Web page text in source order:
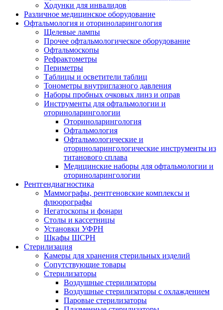
Ходунки для инвалидов
Различное медицинское оборудование
Офтальмология и оториноларингология
Щелевые лампы
Прочее офтальмологическое оборудование
Офтальмоскопы
Рефрактометры
Периметры
Таблицы и осветители таблиц
Тонометры внутриглазного давления
Наборы пробных очковых линз и оправ
Инструменты для офтальмологии и
оториноларингологии
Оториноларингология
Офтальмология
Офтальмологические и
оториноларингологические инструменты из
титанового сплава
Медицинские наборы для офтальмологии и
оториноларингологии
Рентгендиагностика
Маммографы, рентгеновские комплексы и
флюорографы
Негатоскопы и фонари
Столы и кассетницы
Установки УФРН
Шкафы ШСРН
Стерилизация
Камеры для хранения стерильных изделий
Сопутствующие товары
Стерилизаторы
Воздушные стерилизаторы
Воздушные стерилизаторы с охлаждением
Паровые стерилизаторы